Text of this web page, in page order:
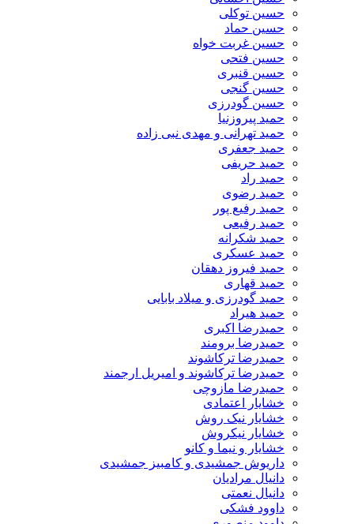
حسین توکلی
حسین حماد
حسین غربت خواه
حسین فتحی
حسین قنبری
حسین گنجی
حسین گودرزی
حمید پیروزنیا
حمید تهرانی و مهدی نبی زاده
حمید جعفری
حمید حریفی
حمید راد
حمید رضوی
حمید رفیع پور
حمید رفیعی
حمید شکرانه
حمید عسکری
حمید فیروز دهقان
حمید قهاری
حمید گودرزی و میلاد بابایی
حمید هیراد
حمیدرضا اکبری
حمیدرضا برومند
حمیدرضا ترکاشوند
حمیدرضا ترکاشوند و امیریل ارجمند
حمیدرضا مازوچی
خشایار اعتمادی
خشایار نیک روش
خشایار نیکروش
خشایار و نیما و کانو
داریوش جمشیدی و کامبیز جمشیدی
دانیال مرادیان
دانیال نعمتی
داوود فشکی